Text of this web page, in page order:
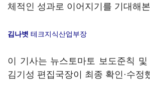
체적인 성과로 이어지기를 기대해
김나볏 테크지식산업부장
이 기사는 뉴스토마토 보도준칙
김기성 편집국장이 최종 확인·수정